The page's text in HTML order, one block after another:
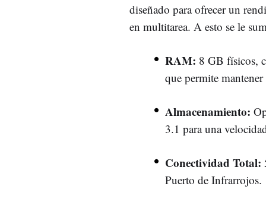
diseñado para ofrecer un
en multitarea. A esto se le
RAM: 8 GB físicos,
que permite mantener
Almacenamiento:
3.1 para una
Conectividad Total:
Puerto de Infrarrojos.